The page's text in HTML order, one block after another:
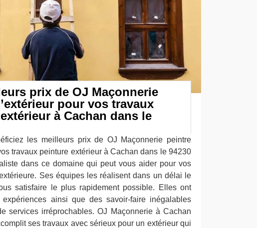
prix de OJ Maçonnerie
pour vos travaux
à Cachan dans le
les meilleurs prix de OJ Maçonnerie peintre
travaux peinture extérieur à Cachan dans le 94230
dans ce domaine qui peut vous aider pour vos
Ses équipes les réalisent dans un délai le
satisfaire le plus rapidement possible. Elles ont
ainsi que des savoir-faire inégalables
services irréprochables. OJ Maçonnerie à Cachan
ses travaux avec sérieux pour un extérieur qui